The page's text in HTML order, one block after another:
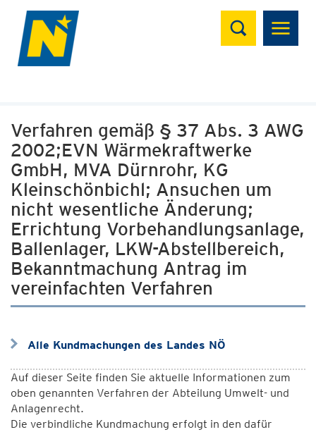
Suchen
Verfahren gemäß § 37 Abs. 3 AWG
2002;EVN Wärmekraftwerke
GmbH, MVA Dürnrohr, KG
Kleinschönbichl; Ansuchen um
nicht wesentliche Änderung;
Errichtung Vorbehandlungsanlage,
Ballenlager, LKW-Abstellbereich,
Bekanntmachung Antrag im
vereinfachten Verfahren
Alle Kundmachungen des Landes NÖ
Auf dieser Seite finden Sie aktuelle Informationen zum
oben genannten Verfahren der Abteilung Umwelt- und
Anlagenrecht.
Die verbindliche Kundmachung erfolgt in den dafür